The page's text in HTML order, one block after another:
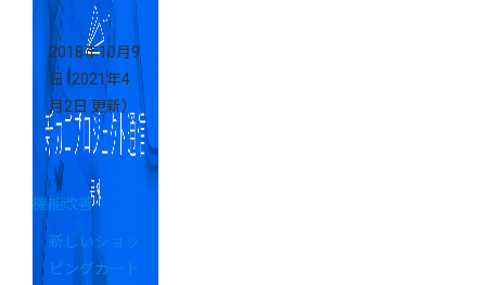
2018年10月9
日 （2021年4
月2日 更新）
機能改善
新しいショッ
ピングカート